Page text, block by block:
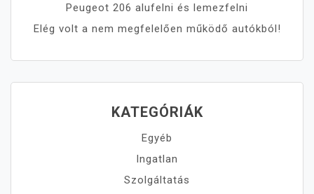
Peugeot 206 alufelni és lemezfelni
Elég volt a nem megfelelően működő autókból!
KATEGÓRIÁK
Egyéb
Ingatlan
Szolgáltatás